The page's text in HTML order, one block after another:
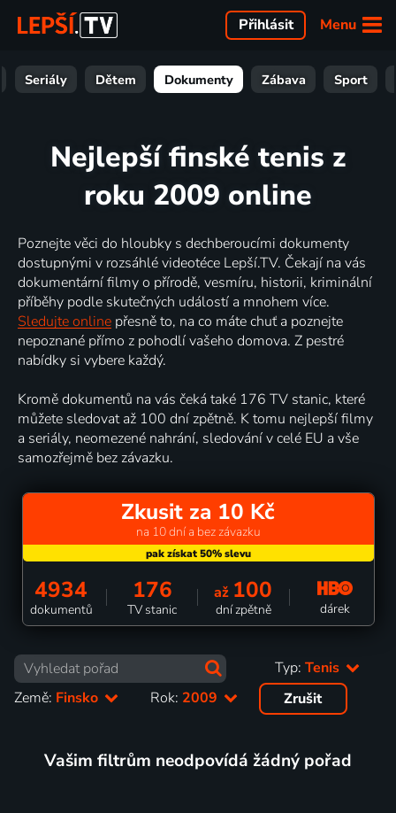
Menu
Přihlásit
Seriály Dětem Dokumenty Zábava Sport
Nejlepší finské tenis z
roku 2009 online
Poznejte věci do hloubky s dechberoucími dokumenty
dostupnými v rozsáhlé videotéce Lepší.TV. Čekají na vás
dokumentární filmy o přírodě, vesmíru, historii, kriminální
příběhy podle skutečných událostí a mnohem více.
Sledujte online přesně to, na co máte chuť a poznejte
nepoznané přímo z pohodlí vašeho domova. Z pestré
nabídky si vybere každý.
Kromě dokumentů na vás čeká také 176 TV stanic, které
můžete sledovat až 100 dní zpětně. K tomu nejlepší filmy
a seriály, neomezené nahrání, sledování v celé EU a vše
samozřejmě bez závazku.
Zkusit za 10 Kč
na 10 dní a bez závazku
4934
dokumentů
176
TV stanic
až 100
dní zpětně dárek
Typ: Tenis
Země: Finsko Rok: 2009 Zrušit
Vašim filtrům neodpovídá žádný pořad